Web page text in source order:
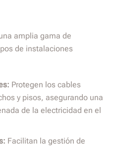
amplia gama de
de instalaciones
Protegen los cables
y pisos, asegurando una
de la electricidad en el
Facilitan la gestión de